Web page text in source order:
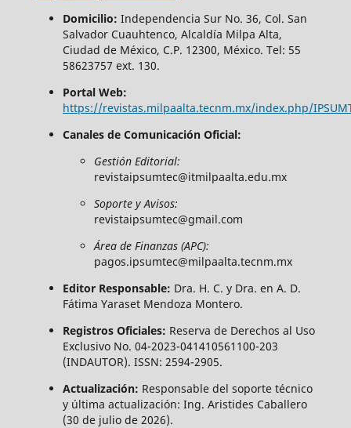
Domicilio: Independencia Sur No. 36, Col. San
Salvador Cuauhtenco, Alcaldía Milpa Alta,
Ciudad de México, C.P. 12300, México. Tel: 55
58623757 ext. 130.
Portal Web:
https://revistas.milpaalta.tecnm.mx/index.php/
Canales de Comunicación Oficial:
Gestión Editorial:
revistaipsumtec@itmilpaalta.edu.mx
Soporte y Avisos:
revistaipsumtec@gmail.com
Área de Finanzas (APC):
pagos.ipsumtec@milpaalta.tecnm.mx
Editor Responsable: Dra. H. C. y Dra. en A. D.
Fátima Yaraset Mendoza Montero.
Registros Oficiales: Reserva de Derechos al Uso
Exclusivo No. 04-2023-041410561100-203
(INDAUTOR). ISSN: 2594-2905.
Actualización: Responsable del soporte técnico
y última actualización: Ing. Aristides Caballero
(30 de julio de 2026).